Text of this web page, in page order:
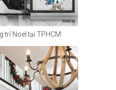
trí Noel tại TPHCM